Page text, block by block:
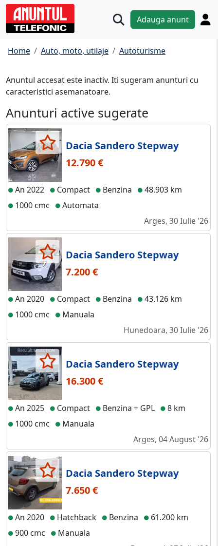
Adauga anunt
Home Auto, moto, utilaje Autoturisme
Anuntul accesat este inactiv. Iti sugeram anunturi cu
caracteristici asemanatoare.
Anunturi active sugerate
Dacia Sandero Stepway
12.790 €
An 2022 Compact Benzina
48.903 km
1000 cmc
Automata
Arges, 30 Iulie '26
Dacia Sandero Stepway
7.200 €
An 2020 Compact Benzina
43.126 km
1000 cmc
Manuala
Hunedoara, 30 Iulie '26
Dacia Sandero Stepway
16.300 €
An 2025 Compact Benzina + GPL
8 km
1000 cmc
Manuala
Arges, 04 August '26
Dacia Sandero Stepway
7.650 €
An 2020 Hatchback Benzina
61.200 km
900 cmc
Manuala